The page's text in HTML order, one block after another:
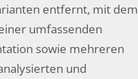
entfernt, mit dem
umfassenden
sowie mehreren
und